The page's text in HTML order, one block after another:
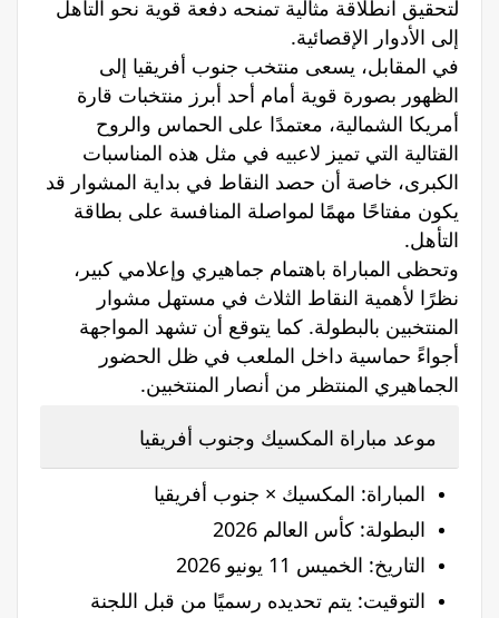
لتحقيق انطلاقة مثالية تمنحه دفعة قوية نحو التأهل
إلى الأدوار الإقصائية.
في المقابل، يسعى منتخب جنوب أفريقيا إلى
الظهور بصورة قوية أمام أحد أبرز منتخبات قارة
أمريكا الشمالية، معتمدًا على الحماس والروح
القتالية التي تميز لاعبيه في مثل هذه المناسبات
الكبرى، خاصة أن حصد النقاط في بداية المشوار قد
يكون مفتاحًا مهمًا لمواصلة المنافسة على بطاقة
التأهل.
وتحظى المباراة باهتمام جماهيري وإعلامي كبير،
نظرًا لأهمية النقاط الثلاث في مستهل مشوار
المنتخبين بالبطولة. كما يتوقع أن تشهد المواجهة
أجواءً حماسية داخل الملعب في ظل الحضور
الجماهيري المنتظر من أنصار المنتخبين.
موعد مباراة المكسيك وجنوب أفريقيا
المباراة: المكسيك × جنوب أفريقيا
البطولة: كأس العالم 2026
التاريخ: الخميس 11 يونيو 2026
التوقيت: يتم تحديده رسميًا من قبل اللجنة